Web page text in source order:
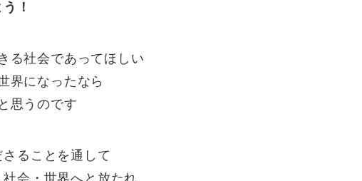
！
る社会であってほしい
界になったなら
思うのです
ることを通して
会・世界へと放たれ